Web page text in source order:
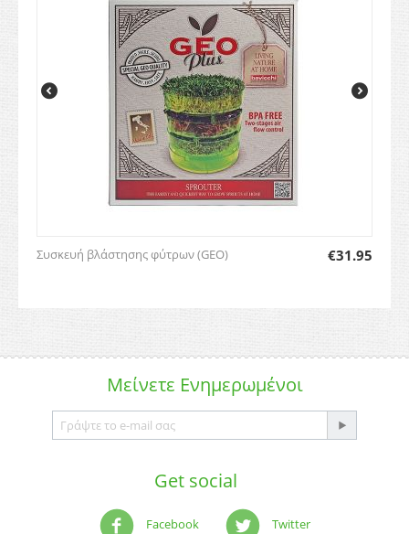
Συσκευή βλάστησης φύτρων (GEO) €31.95
Μείνετε Ενημερωμένοι
Get social
Facebook Twitter